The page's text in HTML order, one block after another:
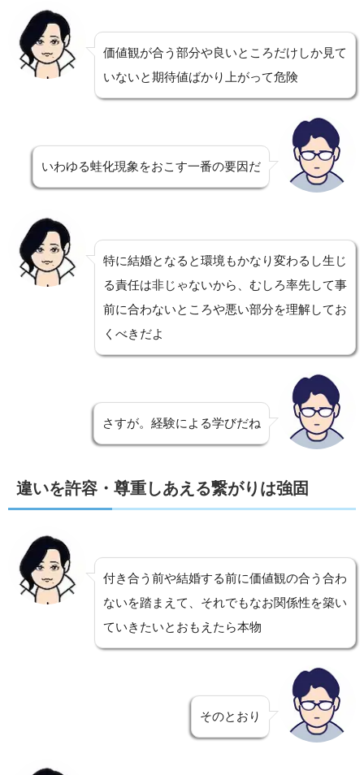
価値観が合う部分や良いところだけしか見て
いないと期待値ばかり上がって危険
いわゆる蛙化現象をおこす一番の要因だ
特に結婚となると環境もかなり変わるし生じ
る責任は非じゃないから、むしろ率先して事
前に合わないところや悪い部分を理解してお
くべきだよ
さすが。経験による学びだね
違いを許容・尊重しあえる繋がりは強固
付き合う前や結婚する前に価値観の合う合わ
ないを踏まえて、それでもなお関係性を築い
ていきたいとおもえたら本物
そのとおり